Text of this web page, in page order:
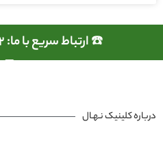
☎️ ارتباط سریع با ما: 2072 - 346 - 0911
درباره کلینیک نـهـال